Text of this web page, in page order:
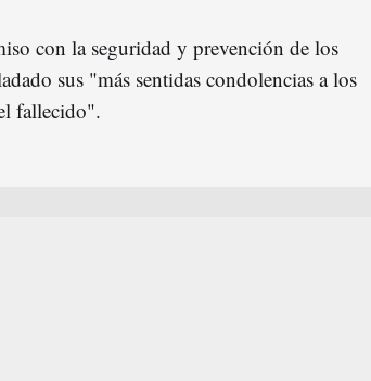
con la seguridad y prevención de los
sus "más sentidas condolencias a los
fallecido".